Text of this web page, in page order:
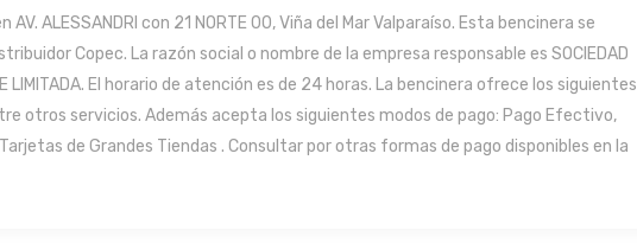
AV. ALESSANDRI con 21 NORTE 00, Viña del Mar Valparaíso. Esta bencinera se
Copec. La razón social o nombre de la empresa responsable es SOCIEDAD
LIMITADA. El horario de atención es de 24 horas. La bencinera ofrece los siguientes
otros servicios. Además acepta los siguientes modos de pago: Pago Efectivo,
de Grandes Tiendas . Consultar por otras formas de pago disponibles en la